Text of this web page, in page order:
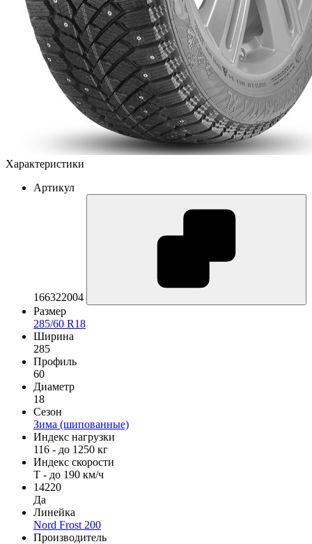
Характеристики
Артикул
166322004
Размер
285/60 R18
Ширина
285
Профиль
60
Диаметр
18
Сезон
Зима (шипованные)
Индекс нагрузки
116 - до 1250 кг
Индекс скорости
T - до 190 км/ч
14220
Да
Линейка
Nord Frost 200
Производитель